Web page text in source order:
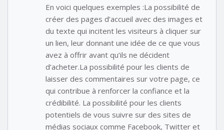
En voici quelques exemples :La possibilité de
créer des pages d’accueil avec des images et
du texte qui incitent les visiteurs à cliquer sur
un lien, leur donnant une idée de ce que vous
avez à offrir avant qu’ils ne décident
d’acheter.La possibilité pour les clients de
laisser des commentaires sur votre page, ce
qui contribue à renforcer la confiance et la
crédibilité. La possibilité pour les clients
potentiels de vous suivre sur des sites de
médias sociaux comme Facebook, Twitter et